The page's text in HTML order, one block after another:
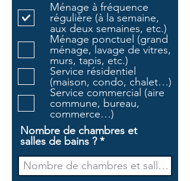
g
a
t
o
i
r
e
Ménage à fréquence
régulière (à la semaine,
aux deux semaines, etc.)
Ménage ponctuel (grand
ménage, lavage de vitres,
murs, tapis, etc.)
Service résidentiel
(maison, condo, chalet…)
Service commercial (aire
commune, bureau,
commerce…)
Nombre de chambres et
salles de bains ?